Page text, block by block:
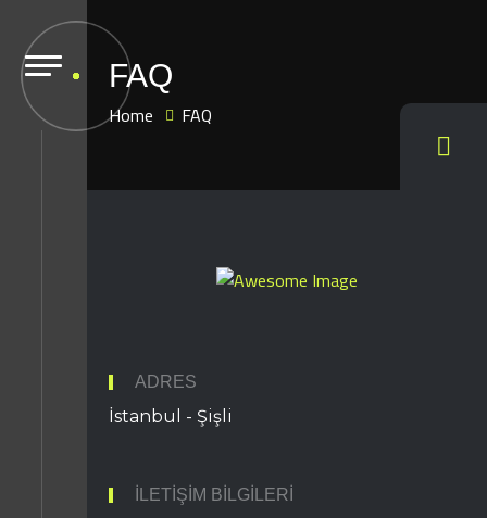
FAQ
Home FAQ
ADRES
İstanbul - Şişli
İLETIŞIM BILGILERI